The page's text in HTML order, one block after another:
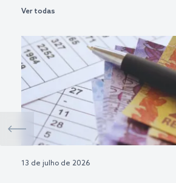
Ver todas
13 de julho de 2026